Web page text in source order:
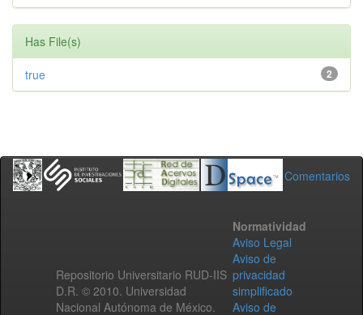
Has File(s)
2
true
Comentarios
Repositorio Universitario RUD-IIS
D.R. © 2010. Universidad
Nacional Autónoma de México.
Normatividad
Aviso Legal
Aviso de
privacidad
simplificado
Aviso de